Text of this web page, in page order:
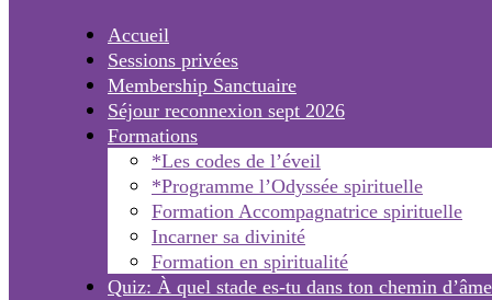
Accueil
Sessions privées
Membership Sanctuaire
Séjour reconnexion sept 2026
Formations
*Les codes de l’éveil
*Programme l’Odyssée spirituelle
Formation Accompagnatrice spirituelle
Incarner sa divinité
Formation en spiritualité
Quiz: À quel stade es-tu dans ton chemin